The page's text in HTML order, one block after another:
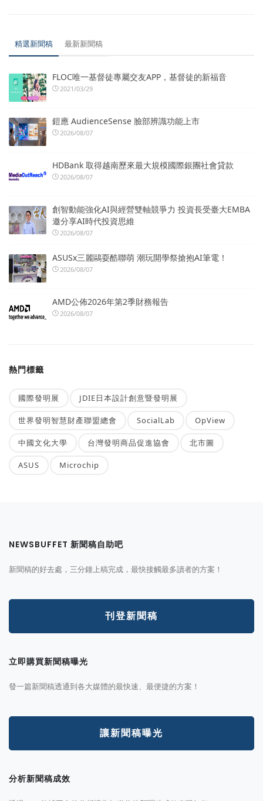
精選新聞稿 最新新聞稿
FLOC唯一基督徒專屬交友APP，基督徒的新福音
2021/03/29
鎧應 AudienceSense 臉部辨識功能上市
2026/08/07
HDBank 取得越南歷來最大規模國際銀團社會貸款
2026/08/07
創智動能強化AI與經營雙軸競爭力 投資長受臺大EMBA
邀分享AI時代投資思維
2026/08/07
ASUSx三麗鷗耍酷聯萌 潮玩開學祭搶抱AI筆電！
2026/08/07
AMD公佈2026年第2季財務報告
2026/08/07
熱門標籤
國際發明展 JDIE日本設計創意暨發明展
世界發明智慧財產聯盟總會 SocialLab OpView
中國文化大學 台灣發明商品促進協會 北市圖
ASUS Microchip
NEWSBUFFET 新聞稿自助吧
新聞稿的好去處，三分鐘上稿完成，最快接觸最多讀者的方案！
刊登新聞稿
立即購買新聞稿曝光
發一篇新聞稿透通到各大媒體的最快速、最便捷的方案！
讓新聞稿曝光
分析新聞稿成效